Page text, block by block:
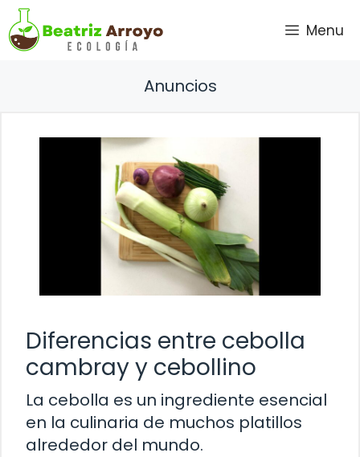
Saltar
al
contenido
Menu
Anuncios
Diferencias entre cebolla
cambray y cebollino
La cebolla es un ingrediente esencial
en la culinaria de muchos platillos
alrededor del mundo.